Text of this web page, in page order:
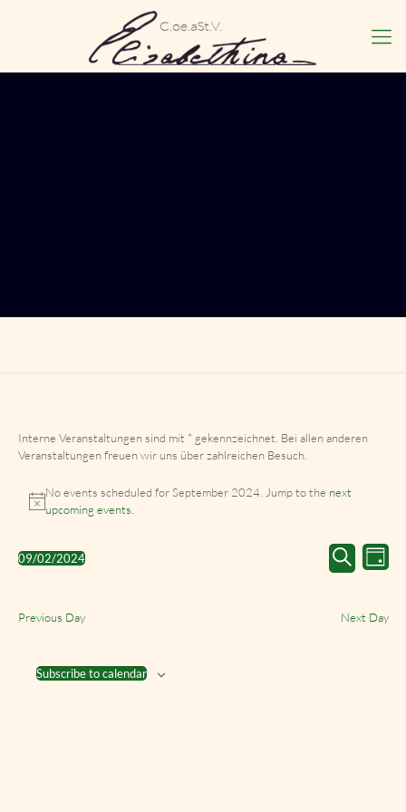
Interne Veranstaltungen sind mit * gekennzeichnet. Bei allen anderen
Veranstaltungen freuen wir uns über zahlreichen Besuch.
No events scheduled for September 2024. Jump to the next
upcoming events
Events
Search
Navigation
Search
Event
Views
Day
09/02/2024
Previous Day
Next Day
Subscribe to calendar